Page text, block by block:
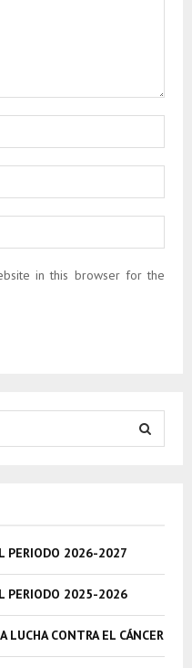
in this browser for the
R
C
PERIODO 2026-2027
PERIODO 2025-2026
CONTRA EL CÁNCER